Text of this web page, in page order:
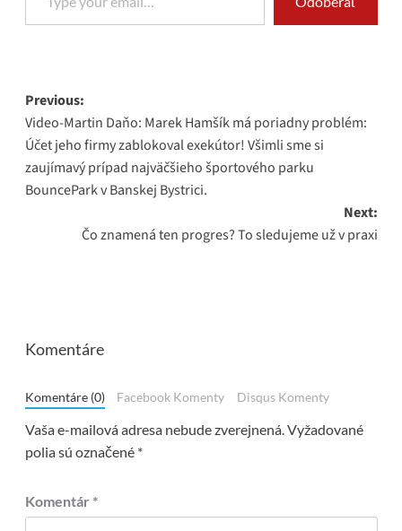
Post
navigation
Previous:
Video-Martin Daňo: Marek Hamšík má poriadny problém:
Účet jeho firmy zablokoval exekútor! Všimli sme si
zaujímavý prípad najväčšieho športového parku
BouncePark v Banskej Bystrici.
Next:
Čo znamená ten progres? To sledujeme už v praxi
Komentáre
Komentáre (0) Facebook Komenty Disqus Komenty
Vaša e-mailová adresa nebude zverejnená. Vyžadované
polia sú označené *
Komentár *